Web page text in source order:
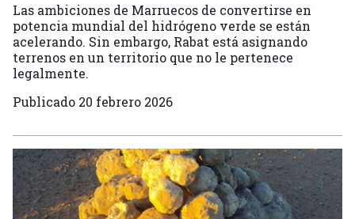
Las ambiciones de Marruecos de convertirse en
potencia mundial del hidrógeno verde se están
acelerando. Sin embargo, Rabat está asignando
terrenos en un territorio que no le pertenece
legalmente.
Publicado 20 febrero 2026